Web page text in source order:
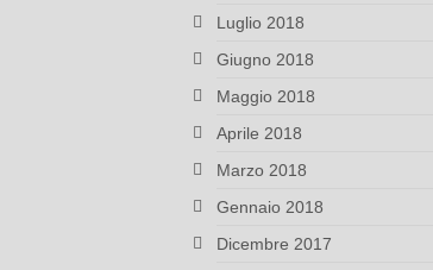
Luglio 2018
Giugno 2018
Maggio 2018
Aprile 2018
Marzo 2018
Gennaio 2018
Dicembre 2017